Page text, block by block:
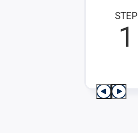
STEP
1